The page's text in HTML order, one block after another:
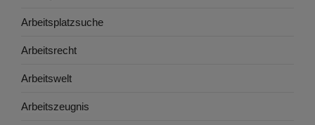
Arbeitsplatzsuche
Arbeitsrecht
Arbeitswelt
Arbeitszeugnis